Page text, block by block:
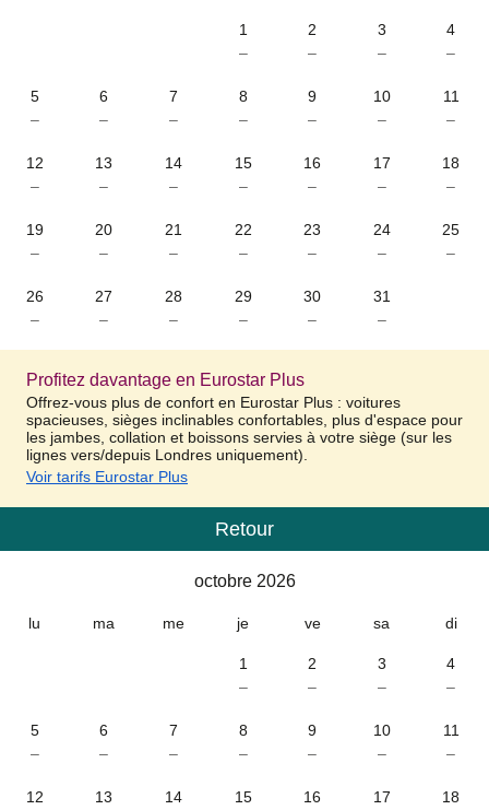
1
–
2
–
3
–
4
–
5
–
6
–
7
–
8
–
9
–
10
–
11
–
12
–
13
–
14
–
15
–
16
–
17
–
18
–
19
–
20
–
21
–
22
–
23
–
24
–
25
–
26
–
27
–
28
–
29
–
30
–
31
–
Profitez davantage en Eurostar Plus
Offrez-vous plus de confort en Eurostar Plus : voitures
spacieuses, sièges inclinables confortables, plus d'espace pour
les jambes, collation et boissons servies à votre siège (sur les
lignes vers/depuis Londres uniquement).
Voir tarifs Eurostar Plus
Calendrier
Retour
octobre 2026
lu ma me je ve sa di
1
–
2
–
3
–
4
–
5
–
6
–
7
–
8
–
9
–
10
–
11
–
12
13
14
15
16
17
18